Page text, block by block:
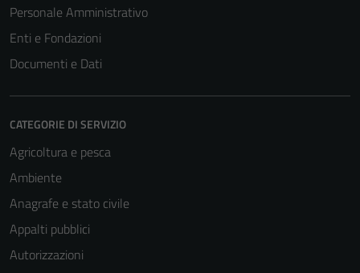
Personale Amministrativo
Enti e Fondazioni
Documenti e Dati
CATEGORIE DI SERVIZIO
Agricoltura e pesca
Ambiente
Anagrafe e stato civile
Appalti pubblici
Autorizzazioni